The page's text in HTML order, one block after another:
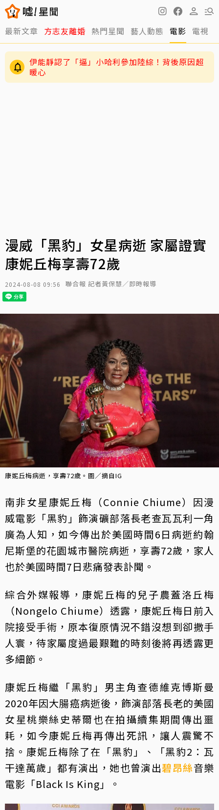
最新文章 方志友離婚 熱門星聞 藝人動態 電影 電視
王彩樺認了「最後一次Do臉」 親揭內幕：這次做
完撐10幾年
伊能靜認了「逼」小哈利參加陸綜！背後原因超
暖心
漫威「黑豹」女星病逝 家屬證實
康妮丘梅享壽72歲
2024-08-08 09:56 聯合報 記者黃保慧／即時報導
康妮丘梅病逝，享壽72歲。圖／摘自IG
南非女星康妮丘梅（Connie Chiume）因漫
威電影「黑豹」飾演礦部落長老查瓦瓦利一角
廣為人知，如今傳出於美國時間6日病逝約翰
尼斯堡的花園城市醫院病逝，享壽72歲，家人
也於美國時間7日悲痛發表訃聞。
綜合外媒報導，康妮丘梅的兒子農蓋洛丘梅
（Nongelo Chiume）透露，康妮丘梅日前入
院接受手術，原本復原情況不錯沒想到卻撒手
人寰，待家屬度過最艱難的時刻後將再透露更
多細節。
康妮丘梅繼「黑豹」男主角查德維克博斯曼
2020年因大腸癌病逝後，飾演部落長老的美國
女星桃樂絲史蒂爾也在拍攝續集期間傳出噩
耗，如今康妮丘梅再傳出死訊，讓人震驚不
捨。康妮丘梅除了在「黑豹」、「黑豹2：瓦
干達萬歲」都有演出，她也曾演出碧昂絲音樂
電影「Black Is King」。